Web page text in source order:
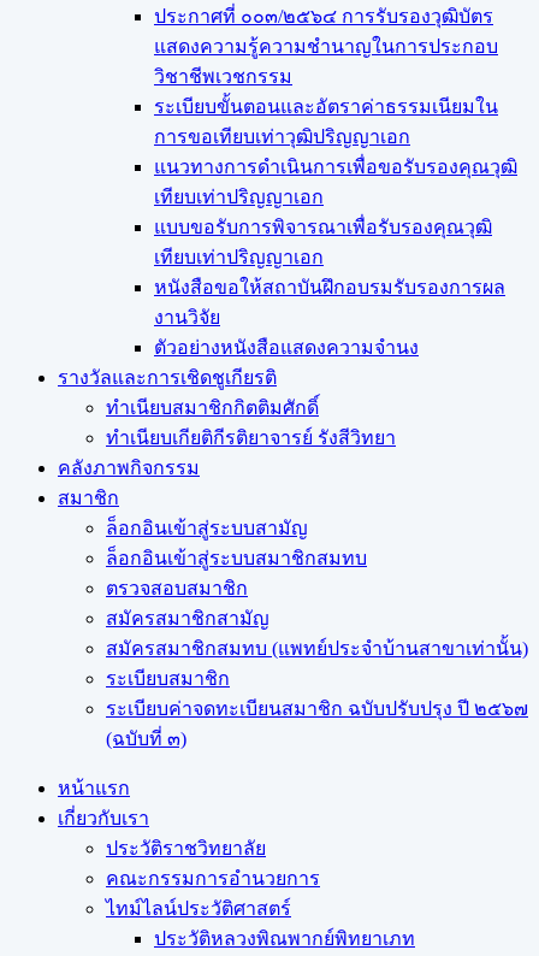
ประกาศที่ ๐๐๓/๒๕๖๔ การรับรองวุฒิบัตร
แสดงความรู้ความชำนาญในการประกอบ
วิชาชีพเวชกรรม
ระเบียบขั้นตอนและอัตราค่าธรรมเนียมใน
การขอเทียบเท่าวุฒิปริญญาเอก
แนวทางการดำเนินการเพื่อขอรับรองคุณวุฒิ
เทียบเท่าปริญญาเอก
แบบขอรับการพิจารณาเพื่อรับรองคุณวุฒิ
เทียบเท่าปริญญาเอก
หนังสือขอให้สถาบันฝึกอบรมรับรองการผล
งานวิจัย
ตัวอย่างหนังสือแสดงความจำนง
รางวัลและการเชิดชูเกียรติ
ทำเนียบสมาชิกกิตติมศักดิ์
ทำเนียบเกียติกีรติยาจารย์ รังสีวิทยา
คลังภาพกิจกรรม
สมาชิก
ล็อกอินเข้าสู่ระบบสามัญ
ล็อกอินเข้าสู่ระบบสมาชิกสมทบ
ตรวจสอบสมาชิก
สมัครสมาชิกสามัญ
สมัครสมาชิกสมทบ (แพทย์ประจำบ้านสาขาเท่านั้น)
ระเบียบสมาชิก
ระเบียบค่าจดทะเบียนสมาชิก ฉบับปรับปรุง ปี ๒๕๖๗
(ฉบับที่ ๓)
หน้าแรก
เกี่ยวกับเรา
ประวัติราชวิทยาลัย
คณะกรรมการอำนวยการ
ไทม์ไลน์ประวัติศาสตร์
ประวัติหลวงพิณพากย์พิทยาเภท